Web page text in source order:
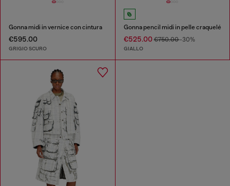
Gonna midi in vernice con cintura
€595.00
GRIGIO SCURO
Gonna pencil midi in pelle craquelé
€525.00€750.00-30%
GIALLO